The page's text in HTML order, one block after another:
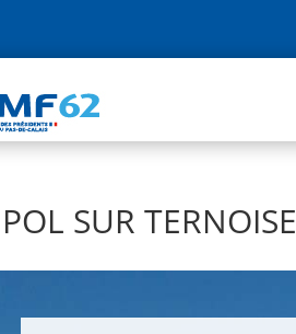
SUR TERNOISE